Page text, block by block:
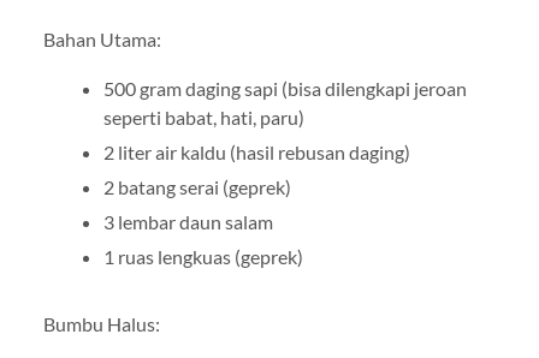
Bahan Utama:
500 gram daging sapi (bisa dilengkapi jeroan
seperti babat, hati, paru)
2 liter air kaldu (hasil rebusan daging)
2 batang serai (geprek)
3 lembar daun salam
1 ruas lengkuas (geprek)
Bumbu Halus: